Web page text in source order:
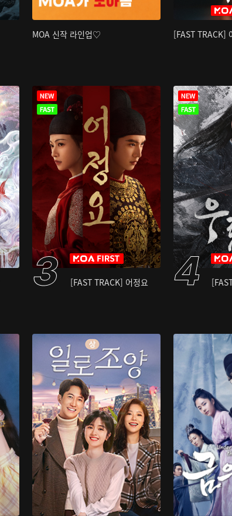
MOA 신작 라인업♡ [FAST TRACK]
[FAST TRACK] 어정요